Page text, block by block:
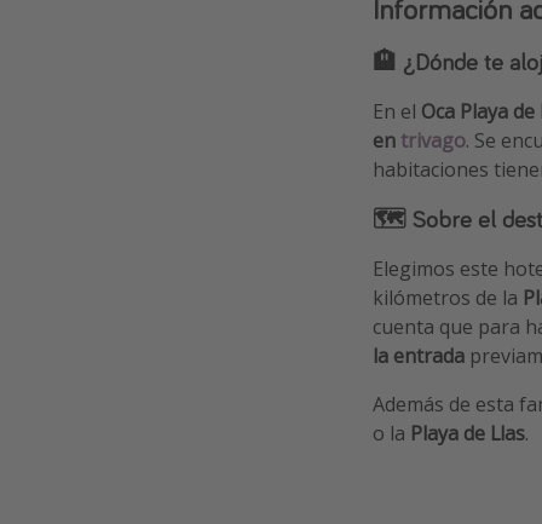
Información
🏨 ¿Dónde te
En el Oca Playa
entrivago. Se
habitaciones
🗺 Sobre el
Elegimos este
kilómetros de la
cuenta que para
la entrada
Además de esta
o la Playa de Llas.